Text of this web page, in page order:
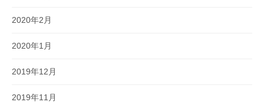
2020年2月
2020年1月
2019年12月
2019年11月